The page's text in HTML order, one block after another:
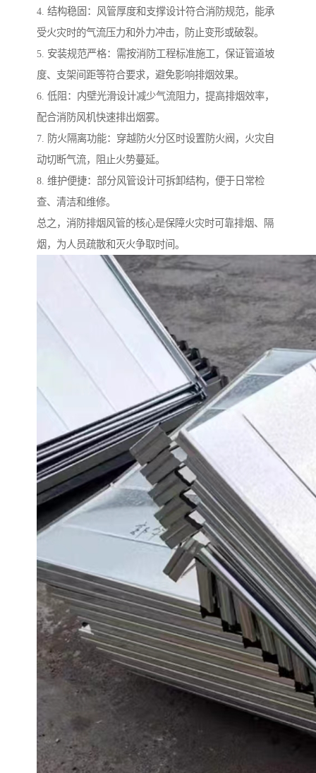
4. 结构稳固：风管厚度和支撑设计符合消防规范，能承
受火灾时的气流压力和外力冲击，防止变形或破裂。
5. 安装规范严格：需按消防工程标准施工，保证管道坡
度、支架间距等符合要求，避免影响排烟效果。
6. 低阻：内壁光滑设计减少气流阻力，提高排烟效率，
配合消防风机快速排出烟雾。
7. 防火隔离功能：穿越防火分区时设置防火阀，火灾自
动切断气流，阻止火势蔓延。
8. 维护便捷：部分风管设计可拆卸结构，便于日常检
查、清洁和维修。
总之，消防排烟风管的核心是保障火灾时可靠排烟、隔
烟，为人员疏散和灭火争取时间。